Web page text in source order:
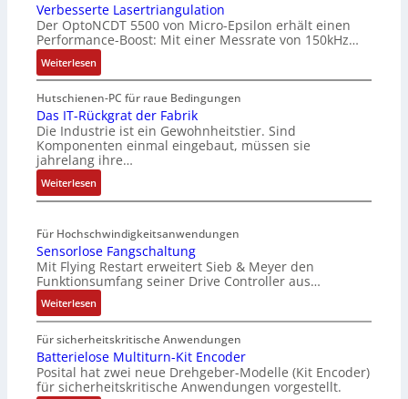
Verbesserte Lasertriangulation
Der OptoNCDT 5500 von Micro-Epsilon erhält einen
Performance-Boost: Mit einer Messrate von 150kHz…
Weiterlesen:
V
e
r
b
e
s
s
e
t
e
L
a
s
e
r
t
r
i
Hutschienen-PC für raue Bedingungen
Das IT-Rückgrat der Fabrik
Die Industrie ist ein Gewohnheitstier. Sind
Komponenten einmal eingebaut, müssen sie
jahrelang ihre…
Weiterlesen:
D
s
I
-
R
ü
c
k
g
r
Für Hochschwindigkeitsanwendungen
Sensorlose Fangschaltung
Mit Flying Restart erweitert Sieb & Meyer den
Funktionsumfang seiner Drive Controller aus…
Weiterlesen:
S
e
n
s
o
Für sicherheitskritische Anwendungen
Batterielose Multiturn-Kit Encoder
Posital hat zwei neue Drehgeber-Modelle (Kit Encoder)
für sicherheitskritische Anwendungen vorgestellt.